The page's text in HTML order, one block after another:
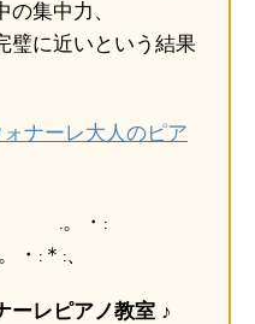
の集中力、
璧に近いという結果
ォナーレ大人のピア
.。・:
:＊:、
ーレピアノ教室 ♪